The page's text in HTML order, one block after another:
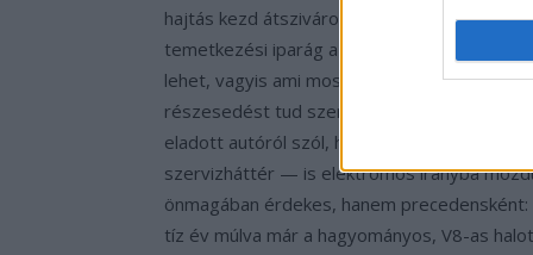
hajtás kezd átszivárogni azokba a
temetkezési iparág az egyik
lehet, vagyis ami most flottába kerül, az
részesedést tud szerezni ebben a
eladott autóról szól, hanem arról, hogy a
szervizháttér — is elektromos irányba
önmagában érdekes, hanem
tíz év múlva már a hagyományos, V8-as